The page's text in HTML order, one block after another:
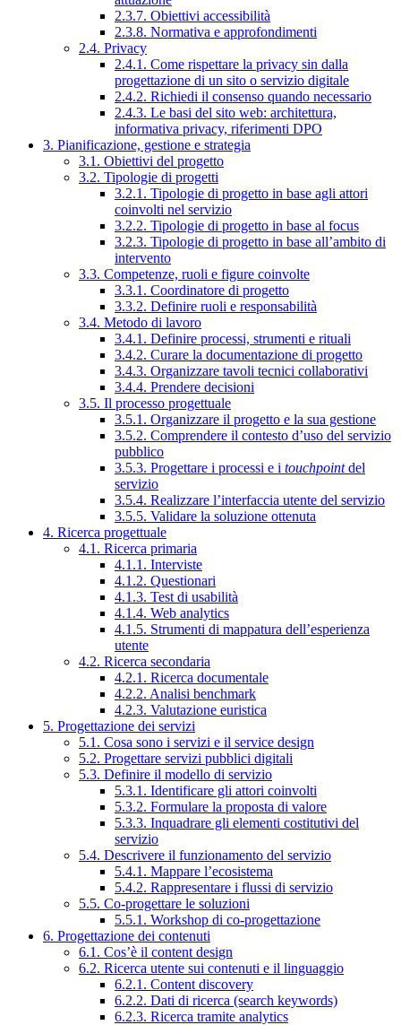
2.3.7. Obiettivi accessibilità
2.3.8. Normativa e approfondimenti
2.4. Privacy
2.4.1. Come rispettare la privacy sin dalla
progettazione di un sito o servizio digitale
2.4.2. Richiedi il consenso quando necessario
2.4.3. Le basi del sito web: architettura,
informativa privacy, riferimenti DPO
3. Pianificazione, gestione e strategia
3.1. Obiettivi del progetto
3.2. Tipologie di progetti
3.2.1. Tipologie di progetto in base agli attori
coinvolti nel servizio
3.2.2. Tipologie di progetto in base al focus
3.2.3. Tipologie di progetto in base all’ambito di
intervento
3.3. Competenze, ruoli e figure coinvolte
3.3.1. Coordinatore di progetto
3.3.2. Definire ruoli e responsabilità
3.4. Metodo di lavoro
3.4.1. Definire processi, strumenti e rituali
3.4.2. Curare la documentazione di progetto
3.4.3. Organizzare tavoli tecnici collaborativi
3.4.4. Prendere decisioni
3.5. Il processo progettuale
3.5.1. Organizzare il progetto e la sua gestione
3.5.2. Comprendere il contesto d’uso del servizio
pubblico
3.5.3. Progettare i processi e i touchpointdel
servizio
3.5.4. Realizzare l’interfaccia utente del servizio
3.5.5. Validare la soluzione ottenuta
4. Ricerca progettuale
4.1. Ricerca primaria
4.1.1. Interviste
4.1.2. Questionari
4.1.3. Test di usabilità
4.1.4. Web analytics
4.1.5. Strumenti di mappatura dell’esperienza
utente
4.2. Ricerca secondaria
4.2.1. Ricerca documentale
4.2.2. Analisi benchmark
4.2.3. Valutazione euristica
5. Progettazione dei servizi
5.1. Cosa sono i servizi e il service design
5.2. Progettare servizi pubblici digitali
5.3. Definire il modello di servizio
5.3.1. Identificare gli attori coinvolti
5.3.2. Formulare la proposta di valore
5.3.3. Inquadrare gli elementi costitutivi del
servizio
5.4. Descrivere il funzionamento del servizio
5.4.1. Mappare l’ecosistema
5.4.2. Rappresentare i flussi di servizio
5.5. Co-progettare le soluzioni
5.5.1. Workshop di co-progettazione
6. Progettazione dei contenuti
6.1. Cos’è il content design
6.2. Ricerca utente sui contenuti e il linguaggio
6.2.1. Content discovery
6.2.2. Dati di ricerca (search keywords)
6.2.3. Ricerca tramite analytics